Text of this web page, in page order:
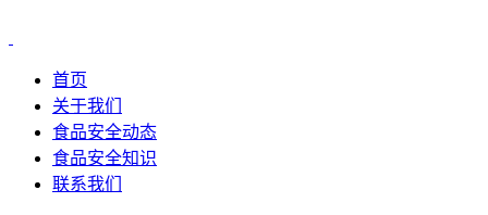
首页
关于我们
食品安全动态
食品安全知识
联系我们